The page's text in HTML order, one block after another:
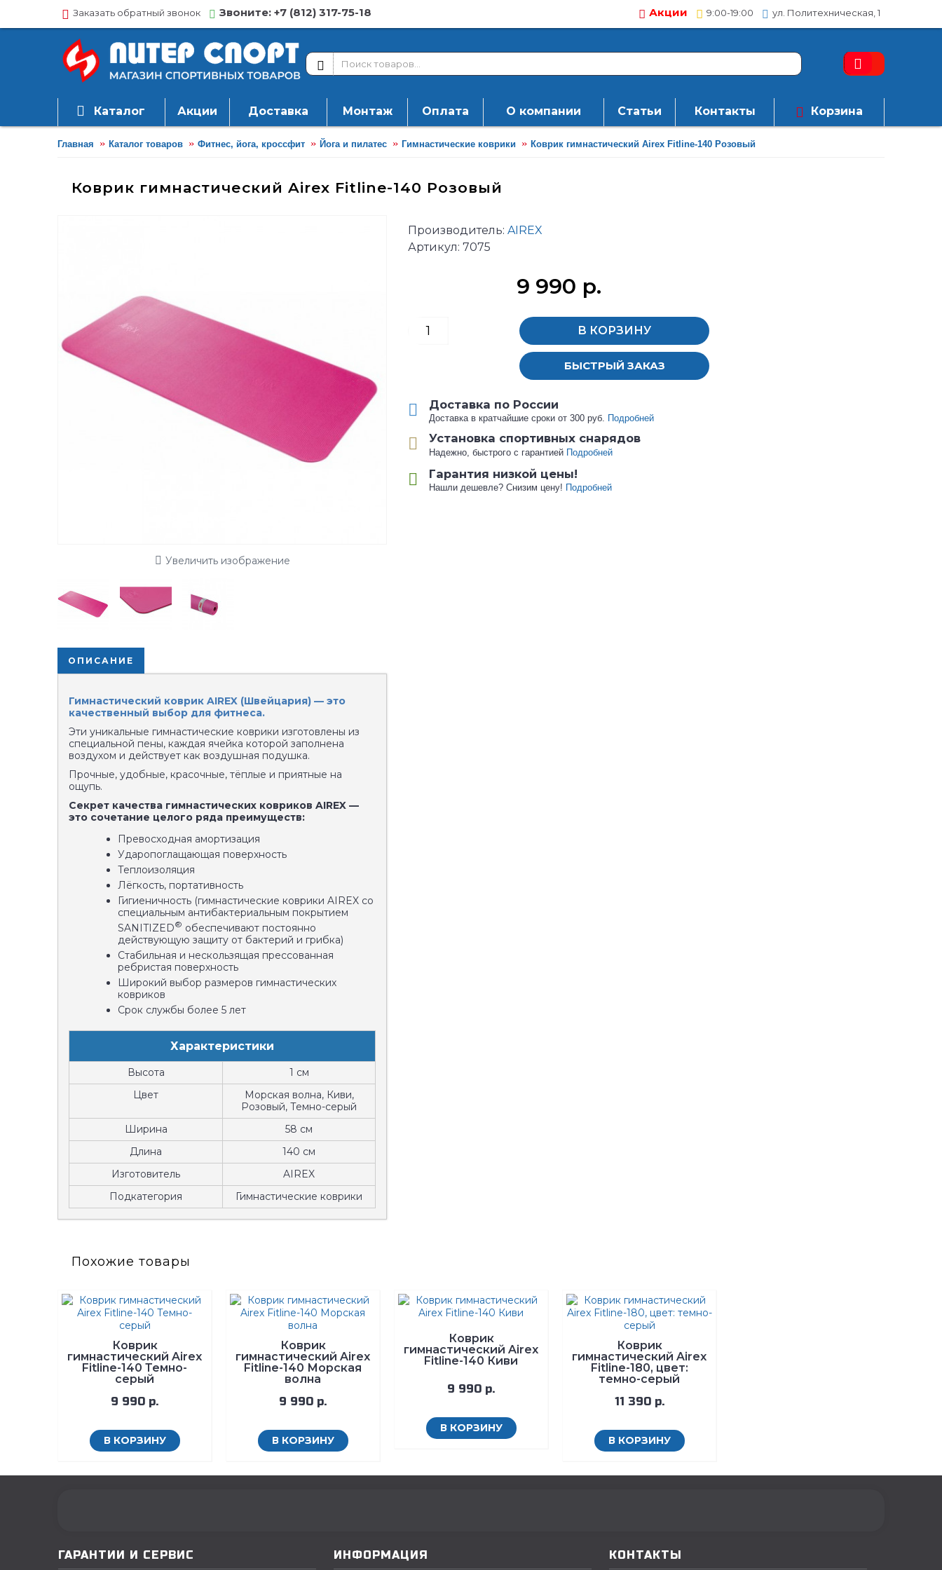
Заказать обратный звонок Звоните: +7 (812) 317-75-18 Акции 9:00-19:00 ул. Политехническая, 1
Каталог Акции Доставка Монтаж Оплата О компании Статьи Контакты Корзина
Главная Каталог товаров Фитнес, йога, кроссфит Йога и пилатес Гимнастические коврики Коврик гимнастический Airex Fitline-140 Розовый
Коврик гимнастический Airex Fitline-140 Розовый
Увеличить изображение
ОПИСАНИЕ
Гимнастический коврик AIREX (Швейцария) — это
качественный выбор для фитнеса.
Эти уникальные гимнастические коврики изготовлены из
специальной пены, каждая ячейка которой заполнена
воздухом и действует как воздушная подушка.
Прочные, удобные, красочные, тёплые и приятные на
ощупь.
Секрет качества гимнастических ковриков AIREX —
это сочетание целого ряда преимуществ:
Превосходная амортизация
Ударопоглащающая поверхность
Теплоизоляция
Лёгкость, портативность
Гигиеничность (гимнастические коврики AIREX со
специальным антибактериальным покрытием
SANITIZED® обеспечивают постоянно
действующую защиту от бактерий и грибка)
Стабильная и нескользящая прессованная
ребристая поверхность
Широкий выбор размеров гимнастических
ковриков
Срок службы более 5 лет
Характеристики
Высота
1 см
Цвет
Морская волна, Киви,
Розовый, Темно-серый
Ширина
58 см
Длина
140 см
Изготовитель
AIREX
Подкатегория
Гимнастические коврики
Производитель: AIREX
Артикул: 7075
9 990 р.
В КОРЗИНУ
БЫСТРЫЙ ЗАКАЗ
Доставка по России
Доставка в кратчайшие сроки от 300 руб. Подробней
Установка спортивных снарядов
Надежно, быстрого с гарантией Подробней
Гарантия низкой цены!
Нашли дешевле? Снизим цену! Подробней
Похожие товары
Коврик
гимнастический Airex
Fitline-140 Темно-
серый
9 990 р.
В КОРЗИНУ
Коврик
гимнастический Airex
Fitline-140 Морская
волна
9 990 р.
В КОРЗИНУ
Коврик
гимнастический Airex
Fitline-140 Киви
9 990 р.
В КОРЗИНУ
Коврик
гимнастический Airex
Fitline-180, цвет:
темно-серый
11 390 р.
В КОРЗИНУ
ГАРАНТИИ И СЕРВИС ИНФОРМАЦИЯ КОНТАКТЫ